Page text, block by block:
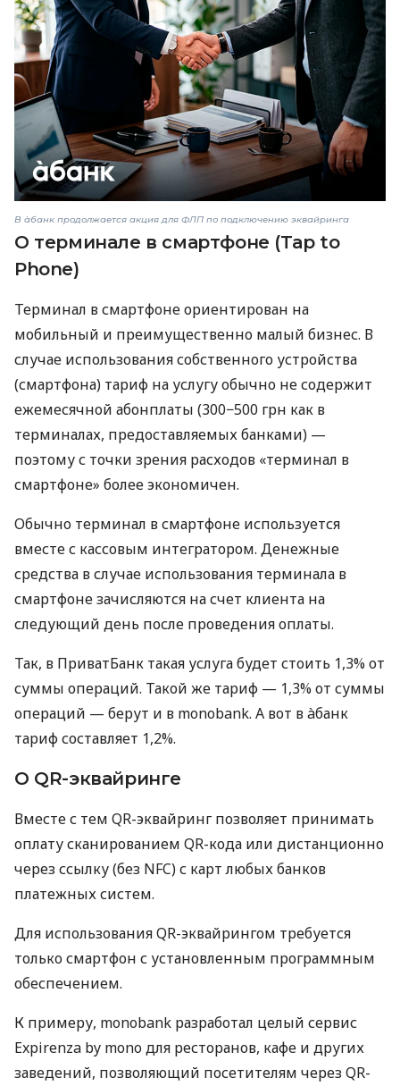
В àбанк продолжается акция для ФЛП по подключению эквайринга
О терминале в смартфоне (Tap to
Phone)
Терминал в смартфоне ориентирован на
мобильный и преимущественно малый бизнес. В
случае использования собственного устройства
(смартфона) тариф на услугу обычно не содержит
ежемесячной абонплаты (300−500 грн как в
терминалах, предоставляемых банками) —
поэтому с точки зрения расходов «терминал в
смартфоне» более экономичен.
Обычно терминал в смартфоне используется
вместе с кассовым интегратором. Денежные
средства в случае использования терминала в
смартфоне зачисляются на счет клиента на
следующий день после проведения оплаты.
Так, в ПриватБанк такая услуга будет стоить 1,3% от
суммы операций. Такой же тариф — 1,3% от суммы
операций — берут и в monobank. А вот в àбанк
тариф составляет 1,2%.
О QR-эквайринге
Вместе с тем QR-эквайринг позволяет принимать
оплату сканированием QR-кода или дистанционно
через ссылку (без NFC) с карт любых банков
платежных систем.
Для использования QR-эквайрингом требуется
только смартфон с установленным программным
обеспечением.
К примеру, monobank разработал целый сервис
Expirenza by mono для ресторанов, кафе и других
заведений, позволяющий посетителям через QR-